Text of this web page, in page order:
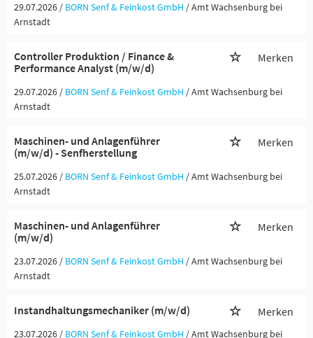
29.07.2026 / BORN Senf & Feinkost GmbH / Amt Wachsenburg bei
Arnstadt
Controller Produktion / Finance &
Performance Analyst (m/w/d)
Merken
29.07.2026 / BORN Senf & Feinkost GmbH / Amt Wachsenburg bei
Arnstadt
Maschinen- und Anlagenführer
(m/w/d) - Senfherstellung
Merken
25.07.2026 / BORN Senf & Feinkost GmbH / Amt Wachsenburg bei
Arnstadt
Maschinen- und Anlagenführer
(m/w/d)
Merken
23.07.2026 / BORN Senf & Feinkost GmbH / Amt Wachsenburg bei
Arnstadt
Instandhaltungsmechaniker (m/w/d) Merken
23.07.2026 / BORN Senf & Feinkost GmbH / Amt Wachsenburg bei